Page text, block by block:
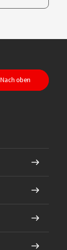
Nach oben